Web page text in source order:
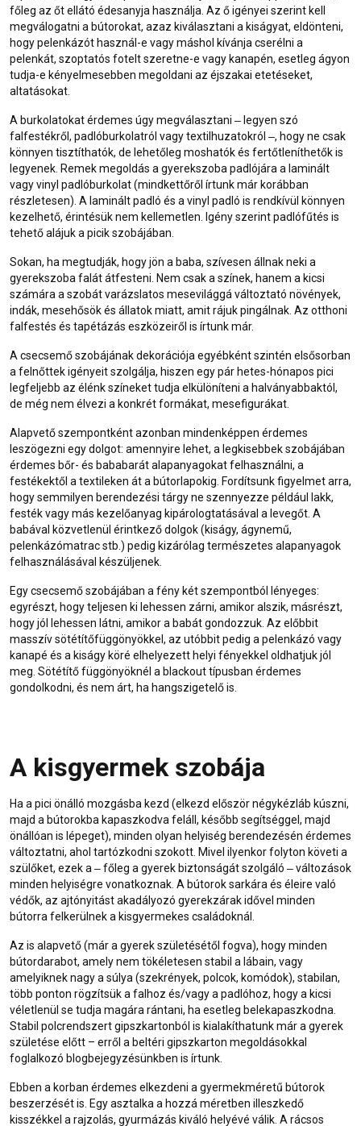
főleg az őt ellátó édesanyja használja. Az ő igényei szerint kell
megválogatni a bútorokat, azaz kiválasztani a kiságyat, eldönteni,
hogy pelenkázót használ-e vagy máshol kívánja cserélni a
pelenkát, szoptatós fotelt szeretne-e vagy kanapén, esetleg ágyon
tudja-e kényelmesebben megoldani az éjszakai etetéseket,
altatásokat.
A burkolatokat érdemes úgy megválasztani ‒ legyen szó
falfestékről, padlóburkolatról vagy textilhuzatokról ‒, hogy ne csak
könnyen tisztíthatók, de lehetőleg moshatók és fertőtleníthetők is
legyenek. Remek megoldás a gyerekszoba padlójára a laminált
vagyvinyl padlóburkolat (mindkettőről írtunk már korábban
részletesen). A laminált padló és a vinyl padló is rendkívül könnyen
kezelhető, érintésük nem kellemetlen. Igény szerint padlófűtés is
tehető alájuk a picik szobájában.
Sokan, ha megtudják, hogy jön a baba, szívesen állnak neki a
gyerekszoba falát átfesteni. Nem csak a színek, hanem a kicsi
számára a szobát varázslatos mesevilággá változtató növények,
indák, mesehősök és állatok miatt, amit rájuk pingálnak. Az otthoni
falfestés és tapétázás eszközeiről is írtunk már.
A csecsemő szobájának dekorációja egyébként szintén elsősorban
a felnőttek igényeit szolgálja, hiszen egy pár hetes-hónapos pici
legfeljebb az élénk színeket tudja elkülöníteni a halványabbaktól,
de még nem élvezi a konkrét formákat, mesefigurákat.
Alapvető szempontként azonban mindenképpen érdemes
leszögezni egy dolgot: amennyire lehet, a legkisebbek szobájában
érdemes bőr- és bababarát alapanyagokat felhasználni, a
festékektől a textileken át a bútorlapokig. Fordítsunk figyelmet arra,
hogy semmilyen berendezési tárgy ne szennyezze például lakk,
festék vagy más kezelőanyag kipárologtatásával a levegőt. A
babával közvetlenül érintkező dolgok (kiságy, ágynemű,
pelenkázómatrac stb.) pedig kizárólag természetes alapanyagok
felhasználásával készüljenek.
Egy csecsemő szobájában a fény két szempontból lényeges:
egyrészt, hogy teljesen ki lehessen zárni, amikor alszik, másrészt,
hogy jól lehessen látni, amikor a babát gondozzuk. Az előbbit
masszív sötétítőfüggönyökkel, az utóbbit pedig a pelenkázó vagy
kanapé és a kiságy köré elhelyezett helyi fényekkel oldhatjuk jól
meg. Sötétítő függönyöknél a blackout típusban érdemes
gondolkodni, és nem árt, ha hangszigetelő is.
A kisgyermek szobája
Ha a pici önálló mozgásba kezd (elkezd először négykézláb kúszni,
majd a bútorokba kapaszkodva feláll, később segítséggel, majd
önállóan is lépeget), minden olyan helyiség berendezésén érdemes
változtatni, ahol tartózkodni szokott. Mivel ilyenkor folyton követi a
szülőket, ezek a ‒ főleg a gyerek biztonságát szolgáló ‒ változások
minden helyiségre vonatkoznak. A bútorok sarkára és éleire való
védők, az ajtónyitást akadályozó gyerekzárak idővel minden
bútorra felkerülnek a kisgyermekes családoknál.
Az is alapvető (már a gyerek születésétől fogva), hogy minden
bútordarabot, amely nem tökéletesen stabil a lábain, vagy
amelyiknek nagy a súlya (szekrények, polcok, komódok), stabilan,
több ponton rögzítsük a falhoz és/vagy a padlóhoz, hogy a kicsi
véletlenül se tudja magára rántani, ha esetleg belekapaszkodna.
Stabil polcrendszertgipszkartonból is kialakíthatunk már a gyerek
születése előtt – erről a beltéri gipszkarton megoldásokkal
foglalkozó blogbejegyzésünkben is írtunk.
Ebben a korban érdemes elkezdeni a gyermekméretű bútorok
beszerzését is. Egy asztalka a hozzá méretben illeszkedő
kisszékkel a rajzolás, gyurmázás kiváló helyévé válik. A rácsos